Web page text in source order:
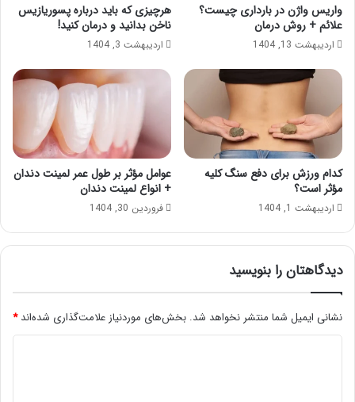
واریس واژن در بارداری چیست؟
علائم + روش درمان
اردیبهشت 13, 1404
هرچیزی که باید درباره پسوریازیس
ناخن بدانید و درمان کنید!
اردیبهشت 3, 1404
کدام ورزش برای دفع سنگ کلیه
مؤثر است؟
اردیبهشت 1, 1404
عوامل مؤثر بر طول عمر لمینت دندان
+ انواع لمینت دندان
فروردین 30, 1404
دیدگاهتان را بنویسید
نشانی ایمیل شما منتشر نخواهد شد. بخش‌های موردنیاز علامت‌گذاری شده‌اند*